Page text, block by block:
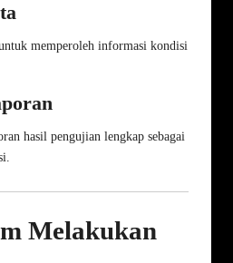
memperoleh informasi kondisi
hasil pengujian lengkap sebagai
Melakukan